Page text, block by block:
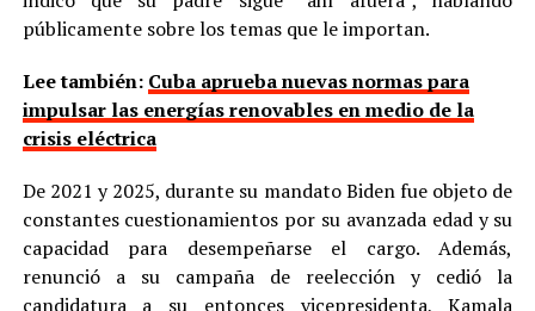
públicamente sobre los temas que le importan.
Lee también: Cuba aprueba nuevas normas para
impulsar las energías renovables en medio de la
crisis eléctrica
De 2021 y 2025, durante su mandato Biden fue objeto de
constantes cuestionamientos por su avanzada edad y su
capacidad para desempeñarse el cargo. Además,
renunció a su campaña de reelección y cedió la
candidatura a su entonces vicepresidenta, Kamala